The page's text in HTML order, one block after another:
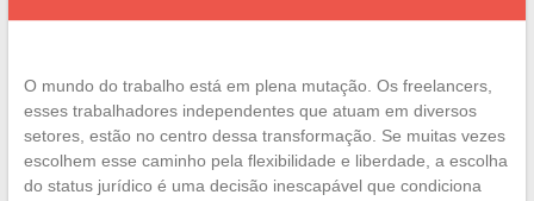
O mundo do trabalho está em plena mutação. Os freelancers,
esses trabalhadores independentes que atuam em diversos
setores, estão no centro dessa transformação. Se muitas vezes
escolhem esse caminho pela flexibilidade e liberdade, a escolha
do status jurídico é uma decisão inescapável que condiciona